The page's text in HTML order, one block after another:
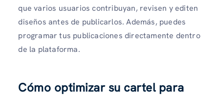
que varios usuarios contribuyan, revisen y editen
diseños antes de publicarlos. Además, puedes
programar tus publicaciones directamente dentro
de la plataforma.
Cómo optimizar su cartel para